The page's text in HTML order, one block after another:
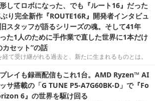
してロボになった、でも『ルート16』だった
り完全新作『ROUTE16R』開発者インタビュ
スタッフが語るシリーズの魂。そして41年
た1人のために手作業で直した世界に1本だけ
カセット”の話
経て受け継がれる過去と、新たに生まれるものとは。
レイも録画配信もこれ1台。AMD Ryzen™ AI
サ搭載の「G TUNE P5-A7G60BK-D」で『Fo
6』の世界を駆け回る